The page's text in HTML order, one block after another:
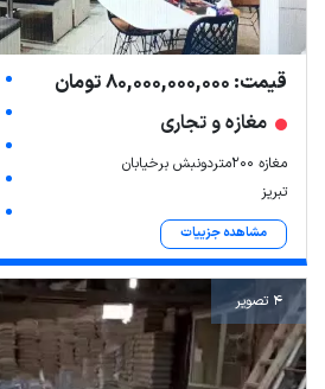
قیمت: 80,000,000,000 تومان
مغازه و تجاری
مغازه ۲۰۰متردونبش برخیابان
تبریز
مشاهده جزییات
4 تصویر